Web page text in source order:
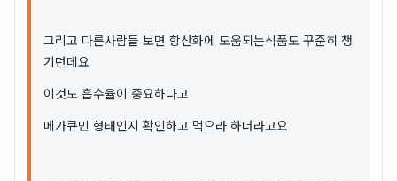
그리고 다른사람들 보면 항산화에 도움되는식품도 꾸준히 챙
기던데요
이것도 흡수율이 중요하다고
메가큐민 형태인지 확인하고 먹으라 하더라고요